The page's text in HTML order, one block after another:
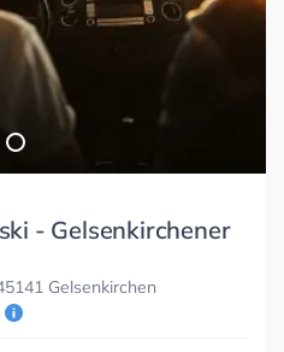
- Gelsenkirchener
Gelsenkirchen